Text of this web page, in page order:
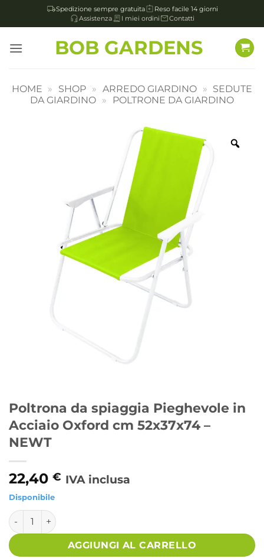
Spedizione sempre gratuita
Reso facile 14 giorni
Assistenza
I miei ordini Contatti
BOB GARDENS
HOME » SHOP » ARREDO GIARDINO » SEDUTE
DA GIARDINO » POLTRONE DA GIARDINO
Poltrona da spiaggia Pieghevole in
Acciaio Oxford cm 52x37x74 –
NEWT
22,40 € IVA inclusa
Disponibile
Poltrona da spiaggia Pieghevole in Acciaio Oxford cm
AGGIUNGI AL CARRELLO
Alternative: